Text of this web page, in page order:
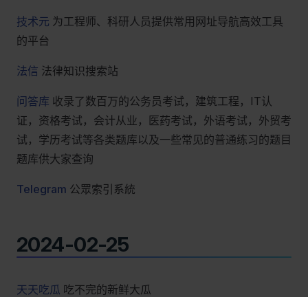
技术元 为工程师、科研人员提供常用网址导航高效工具
的平台
法信 法律知识搜索站
问答库 收录了数百万的公务员考试，建筑工程，IT认
证，资格考试，会计从业，医药考试，外语考试，外贸考
试，学历考试等各类题库以及一些常见的普通练习的题目
题库供大家查询
Telegram 公眾索引系統
2024-02-25
天天吃瓜 吃不完的新鲜大瓜